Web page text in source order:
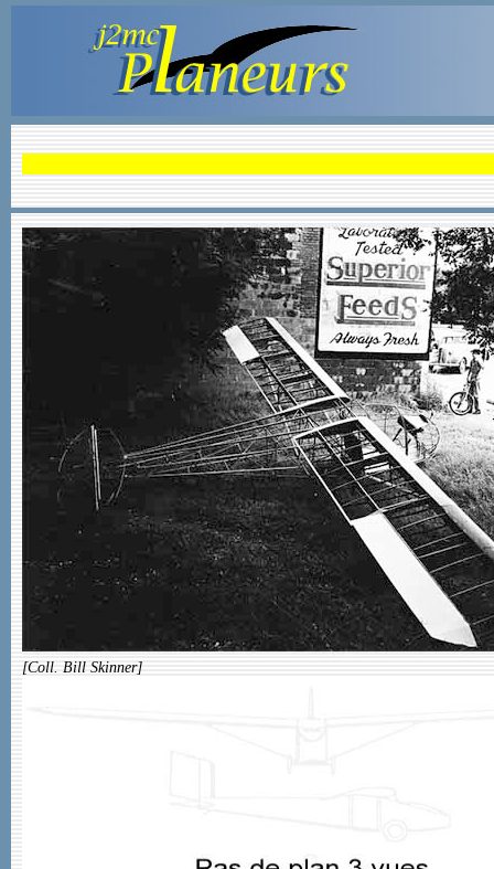
[Coll. Bill Skinner]